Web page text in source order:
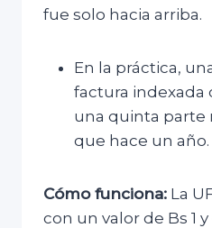
fue solo hacia arriba.
En la práctica,
factura indexada
una quinta parte
que hace un año.
Cómo funciona: La
con un valor de Bs 1